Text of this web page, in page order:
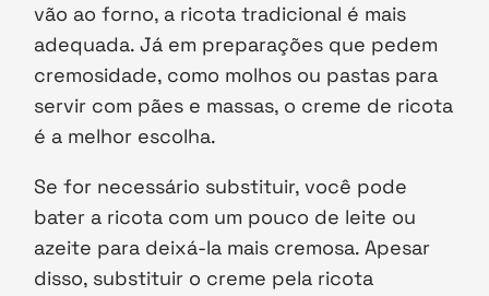
vão ao forno, a ricota tradicional é mais
adequada. Já em preparações que pedem
cremosidade, como molhos ou pastas para
servir com pães e massas, o creme de ricota
é a melhor escolha.
Se for necessário substituir, você pode
bater a ricota com um pouco de leite ou
azeite para deixá-la mais cremosa. Apesar
disso, substituir o creme pela ricota